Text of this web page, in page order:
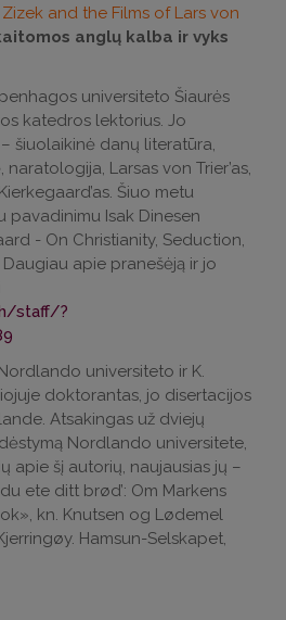
and the Films of Lars von
anglų kalba ir vyks
universiteto Šiaurės
katedros lektorius. Jo
šiuolaikinė danų literatūra,
Larsas von Trier’as,
Šiuo metu
pavadinimu Isak Dinesen
- On Christianity, Seduction,
apie pranešėją ir jo
staff/?
universiteto ir K.
doktorantas, jo disertacijos
Atsakingas už dviejų
Nordlando universitete,
apie šį autorių, naujausias jų –
ete ditt brød’: Om Markens
kn. Knutsen og Lødemel
Hamsun-Selskapet,